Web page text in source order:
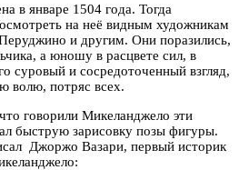
в январе 1504 года. Тогда
на неё видным художникам
и другим. Они поразились,
а юношу в расцвете сил, в
суровый и сосредоточенный взгляд,
волю, потряс всех.
говорили Микеланджело эти
быструю зарисовку позы фигуры.
Джоржо Вазари, первый историк